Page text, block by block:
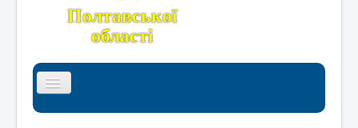
Полтавської
області